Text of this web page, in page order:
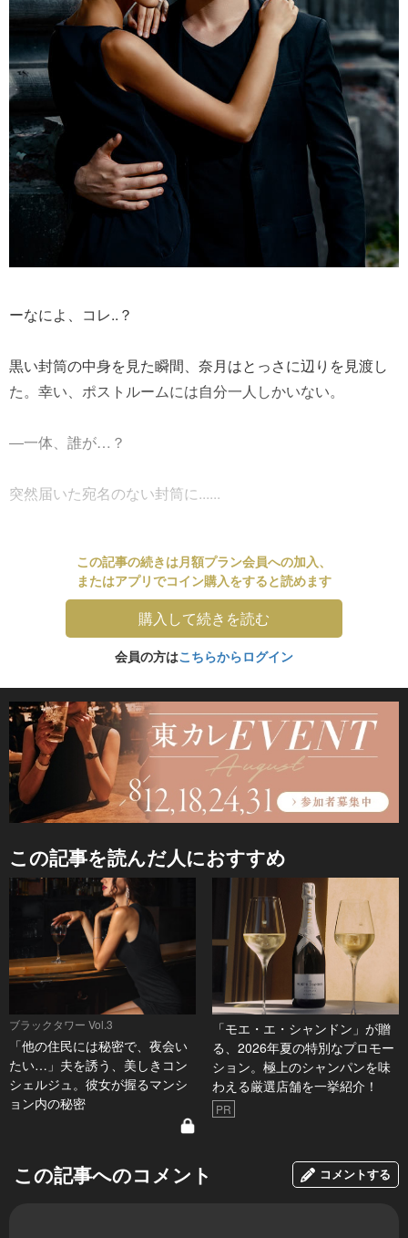
ーなによ、コレ..？
黒い封筒の中身を見た瞬間、奈月はとっさに辺りを見渡し
た。幸い、ポストルームには自分一人しかいない。
―一体、誰が…？
突然届いた宛名のない封筒に......
この記事の続きは月額プラン会員への加入、
またはアプリでコイン購入をすると読めます
購入して続きを読む
会員の方はこちらからログイン
この記事を読んだ人におすすめ
ブラックタワー Vol.3
「他の住民には秘密で、夜会い
たい…」夫を誘う、美しきコン
シェルジュ。彼女が握るマンシ
ョン内の秘密
「モエ・エ・シャンドン」が贈
る、2026年夏の特別なプロモー
ション。極上のシャンパンを味
わえる厳選店舗を一挙紹介！
PR
この記事へのコメント コメントする